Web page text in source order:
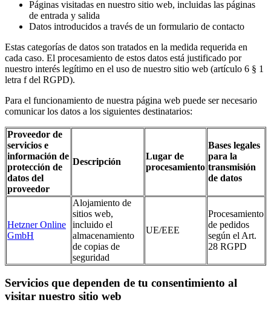
Páginas visitadas en nuestro sitio web, incluidas las páginas
de entrada y salida
Datos introducidos a través de un formulario de contacto
Estas categorías de datos son tratados en la medida requerida en
cada caso. El procesamiento de estos datos está justificado por
nuestro interés legítimo en el uso de nuestro sitio web (artículo 6 § 1
letra f del RGPD).
Para el funcionamiento de nuestra página web puede ser necesario
comunicar los datos a los siguientes destinatarios:
Proveedor de
servicios e
información de
protección de
datos del
proveedor
Descripción
Lugar de
procesamiento
Bases legales
para la
transmisión
de datos
Hetzner Online
GmbH
Alojamiento de
sitios web,
incluido el
almacenamiento
de copias de
seguridad
UE/EEE
Procesamiento
de pedidos
según el Art.
28 RGPD
Servicios que dependen de tu consentimiento al
visitar nuestro sitio web